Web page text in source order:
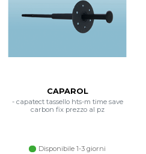
CAPAROL
- capatect tassello hts-m time save
carbon fix prezzo al pz
Disponibile 1-3 giorni